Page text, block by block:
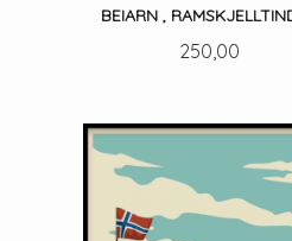
BEIARN ,
Pris
250,00
LES MER